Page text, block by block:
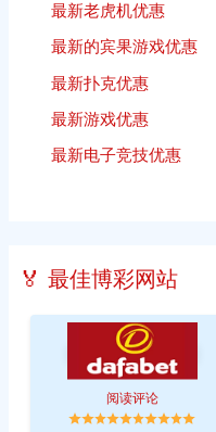
最新老虎机优惠
最新的宾果游戏优惠
最新扑克优惠
最新游戏优惠
最新电子竞技优惠
🏅 最佳博彩网站
阅读评论